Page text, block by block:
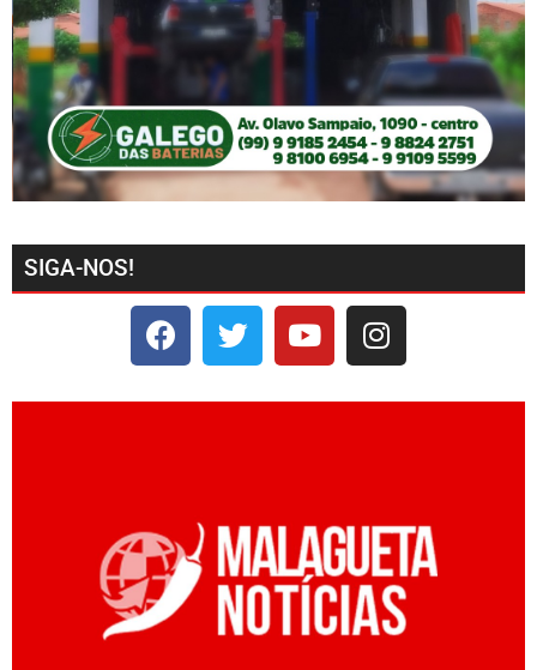
SIGA-NOS!